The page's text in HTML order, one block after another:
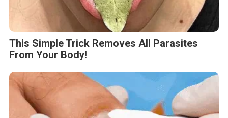
This Simple Trick Removes All Parasites
From Your Body!